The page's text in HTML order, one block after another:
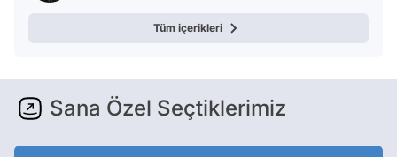
Tüm içerikleri
Sana Özel Seçtiklerimiz